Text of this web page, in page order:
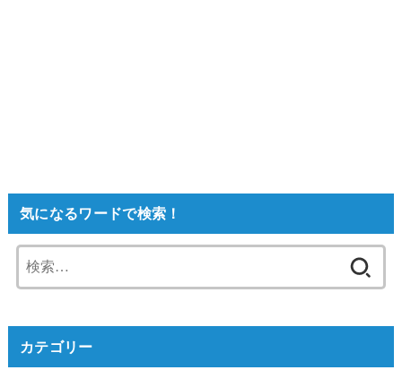
気になるワードで検索！
索:
カテゴリー